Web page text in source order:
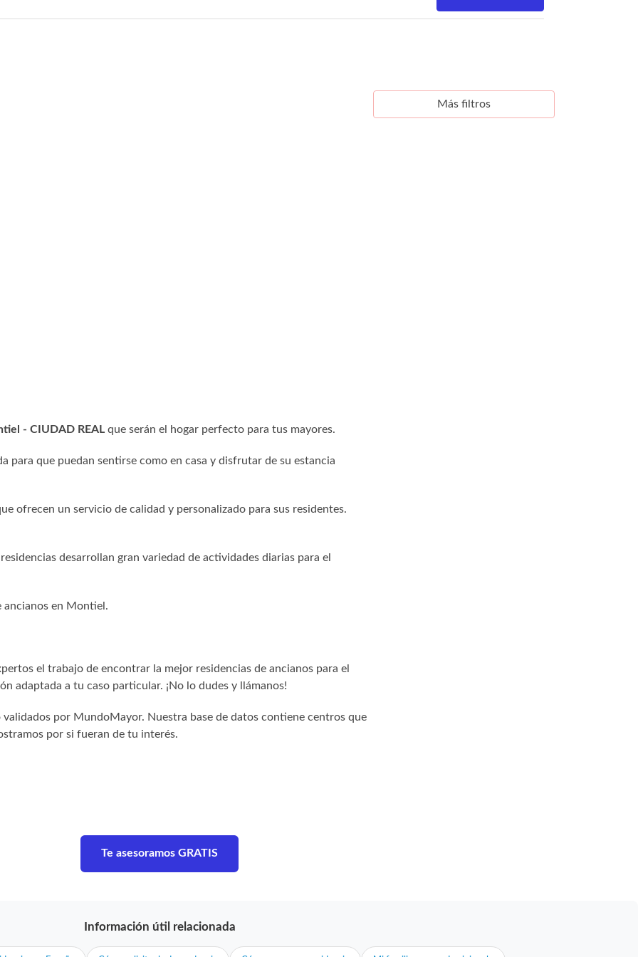
Más filtros
- CIUDAD REAL que serán el hogar perfecto para tus mayores.
para que puedan sentirse como en casa y disfrutar de su estancia
ofrecen un servicio de calidad y personalizado para sus residentes.
desarrollan gran variedad de actividades diarias para el
ancianos en Montiel.
el trabajo de encontrar la mejor residencias de ancianos para el
adaptada a tu caso particular. ¡No lo dudes y llámanos!
por MundoMayor. Nuestra base de datos contiene centros que
por si fueran de tu interés.
Te asesoramos GRATIS
Información útil relacionada